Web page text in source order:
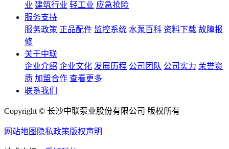
业 建筑行业 轻工业 应急抢险
服务支持
服务政策 正品配件 监控系统 水泵百科 资料下载 故障报
修
关于中联
企业介绍 企业文化 发展历程 公司团队 公司实力 荣誉资
质 加盟合作 查看更多
联系我们
Copyright © 长沙中联泵业股份有限公司 版权所有
网站地图 隐私政策版权声明